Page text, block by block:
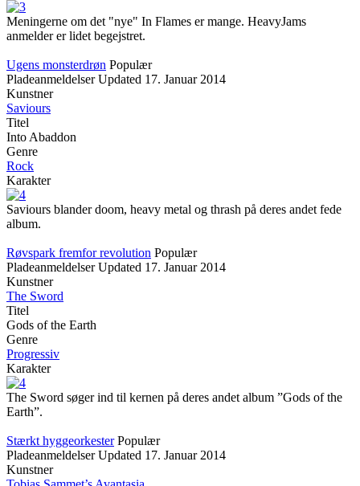
Meningerne om det "nye" In Flames er mange. HeavyJams
anmelder er lidet begejstret.
Ugens monsterdrøn Populær
Pladeanmeldelser Updated 17. Januar 2014
Kunstner
Saviours
Titel
Into Abaddon
Genre
Rock
Karakter
Saviours blander doom, heavy metal og thrash på deres andet fede
album.
Røvspark fremfor revolution Populær
Pladeanmeldelser Updated 17. Januar 2014
Kunstner
The Sword
Titel
Gods of the Earth
Genre
Progressiv
Karakter
The Sword søger ind til kernen på deres andet album ”Gods of the
Earth”.
Stærkt hyggeorkester Populær
Pladeanmeldelser Updated 17. Januar 2014
Kunstner